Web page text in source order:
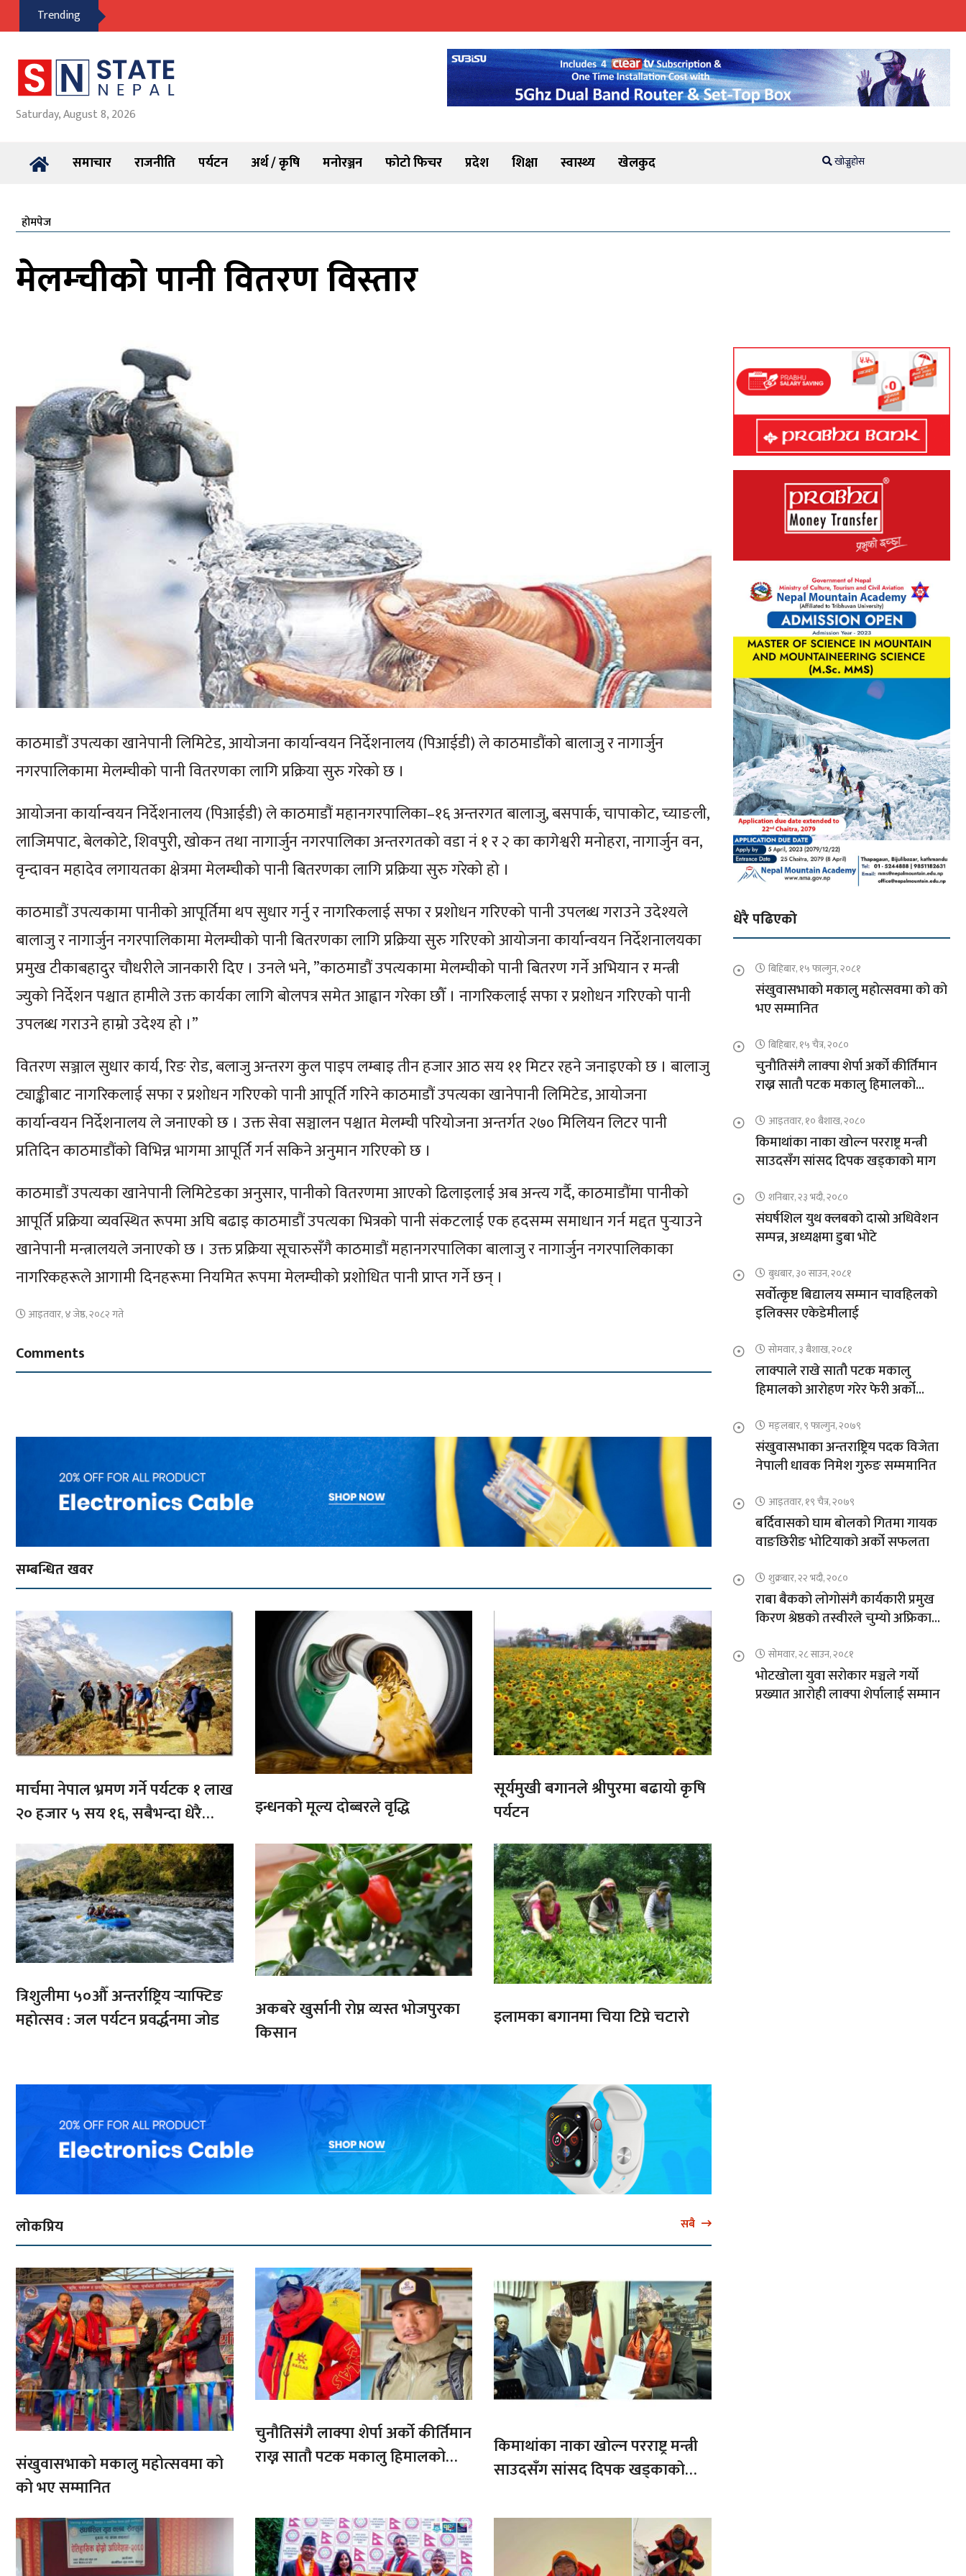
Trending
Saturday, August 8, 2026
समाचार राजनीति पर्यटन अर्थ / कृषि मनोरञ्जन फोटो फिचर प्रदेश शिक्षा स्वास्थ्य खेलकुद खोज्नुहोस
होमपेज
मेलम्चीको पानी वितरण विस्तार
काठमाडौं उपत्यका खानेपानी लिमिटेड, आयोजना कार्यान्वयन निर्देशनालय (पिआईडी) ले काठमाडौंको बालाजु र नागार्जुन
नगरपालिकामा मेलम्चीको पानी वितरणका लागि प्रक्रिया सुरु गरेको छ ।
आयोजना कार्यान्वयन निर्देशनालय (पिआईडी) ले काठमाडौं महानगरपालिका–१६ अन्तरगत बालाजु, बसपार्क, चापाकोट, च्याङली,
लाजिमपाट, बेलकोटे, शिवपुरी, खोकन तथा नागार्जुन नगरपालिका अन्तरगतको वडा नं १ र २ का कागेश्वरी मनोहरा, नागार्जुन वन,
वृन्दावन महादेव लगायतका क्षेत्रमा मेलम्चीको पानी बितरणका लागि प्रक्रिया सुरु गरेको हो ।
काठमाडौं उपत्यकामा पानीको आपूर्तिमा थप सुधार गर्नु र नागरिकलाई सफा र प्रशोधन गरिएको पानी उपलब्ध गराउने उदेश्यले
बालाजु र नागार्जुन नगरपालिकामा मेलम्चीको पानी बितरणका लागि प्रक्रिया सुरु गरिएको आयोजना कार्यान्वयन निर्देशनालयका
प्रमुख टीकाबहादुर चौधरीले जानकारी दिए । उनले भने, ”काठमाडौं उपत्यकामा मेलम्चीको पानी बितरण गर्ने अभियान र मन्त्री
ज्युको निर्देशन पश्चात हामीले उक्त कार्यका लागि बोलपत्र समेत आह्वान गरेका छौँ । नागरिकलाई सफा र प्रशोधन गरिएको पानी
उपलब्ध गराउने हाम्रो उदेश्य हो ।”
वितरण सञ्जाल सुधार कार्य, रिङ रोड, बलाजु अन्तरग कुल पाइप लम्बाइ तीन हजार आठ सय ११ मिटर रहने जनाइएको छ । बालाजु
ट्याङ्कीबाट नागरिकलाई सफा र प्रशोधन गरिएको पानी आपूर्ति गरिने काठमाडौं उपत्यका खानेपानी लिमिटेड, आयोजना
कार्यान्वयन निर्देशनालय ले जनाएको छ । उक्त सेवा सञ्चालन पश्चात मेलम्ची परियोजना अन्तर्गत २७० मिलियन लिटर पानी
प्रतिदिन काठमाडौंको विभिन्न भागमा आपूर्ति गर्न सकिने अनुमान गरिएको छ ।
काठमाडौं उपत्यका खानेपानी लिमिटेडका अनुसार, पानीको वितरणमा आएको ढिलाइलाई अब अन्त्य गर्दै, काठमाडौंमा पानीको
आपूर्ति प्रक्रिया व्यवस्थित रूपमा अघि बढाइ काठमाडौं उपत्यका भित्रको पानी संकटलाई एक हदसम्म समाधान गर्न मद्दत पुर्‍याउने
खानेपानी मन्त्रालयले जनाएको छ । उक्त प्रक्रिया सूचारुसँगै काठमाडौं महानगरपालिका बालाजु र नागार्जुन नगरपालिकाका
नागरिकहरूले आगामी दिनहरूमा नियमित रूपमा मेलम्चीको प्रशोधित पानी प्राप्त गर्ने छन् ।
आइतवार, ४ जेष्ठ, २०८२ गते
Comments
सम्बन्धित खवर
मार्चमा नेपाल भ्रमण गर्ने पर्यटक १ लाख
२० हजार ५ सय १६, सबैभन्दा धेरै
भारतबाट
इन्धनको मूल्य दोब्बरले वृद्धि
सूर्यमुखी बगानले श्रीपुरमा बढायो कृषि
पर्यटन
त्रिशुलीमा ५०औँ अन्तर्राष्ट्रिय र्‍याफ्टिङ
महोत्सव : जल पर्यटन प्रवर्द्धनमा जोड
अकबरे खुर्सानी रोप्न व्यस्त भोजपुरका
किसान
इलामका बगानमा चिया टिप्ने चटारो
लोकप्रिय सबै
संखुवासभाको मकालु महोत्सवमा को
को भए सम्मानित
चुनौतिसंगै लाक्पा शेर्पा अर्को कीर्तिमान
राख्न सातौ पटक मकालु हिमालको
किमाथांका नाका खोल्न परराष्ट्र मन्त्री
साउदसँग सांसद दिपक खड्काको
धेरै पढिएको
बिहिबार, १५ फाल्गुन, २०८१
संखुवासभाको मकालु महोत्सवमा को को
भए सम्मानित
बिहिबार, १५ चैत्र, २०८०
चुनौतिसंगै लाक्पा शेर्पा अर्को कीर्तिमान
राख्न सातौ पटक मकालु हिमालको
आइतवार, १० बैशाख, २०८०
किमाथांका नाका खोल्न परराष्ट्र मन्त्री
साउदसँग सांसद दिपक खड्काको माग
शनिबार, २३ भदौ, २०८०
संघर्षशिल युथ क्लबको दास्रो अधिवेशन
सम्पन्न, अध्यक्षमा डुबा भोटे
बुधबार, ३० साउन, २०८१
सर्वोत्कृष्ट बिद्यालय सम्मान चावहिलको
इलिक्सर एकेडेमीलाई
सोमवार, ३ बैशाख, २०८१
लाक्पाले राखे सातौ पटक मकालु
हिमालको आरोहण गरेर फेरी अर्को
मङ्लबार, ९ फाल्गुन, २०७९
संखुवासभाका अन्तराष्ट्रिय पदक विजेता
नेपाली धावक निमेश गुरुङ सम्ममानित
आइतवार, १९ चैत्र, २०७९
बर्दिवासको घाम बोलको गितमा गायक
वाङछिरीङ भोटियाको अर्को सफलता
शुक्रबार, २२ भदौ, २०८०
राबा बैकको लोगोसंगै कार्यकारी प्रमुख
किरण श्रेष्ठको तस्वीरले चुम्यो अफ्रिकाको
सोमवार, २८ साउन, २०८१
भोटखोला युवा सरोकार मञ्चले गर्यो
प्रख्यात आरोही लाक्पा शेर्पालाई सम्मान